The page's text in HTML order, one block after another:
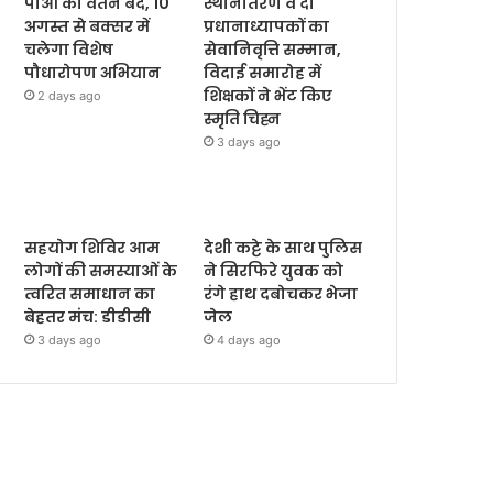
अगस्त से बक्सर में
चलेगा विशेष
पौधारोपण अभियान
2 days ago
प्रधानाध्यापकों का
सेवानिवृत्ति सम्मान,
विदाई समारोह में
शिक्षकों ने भेंट किए
स्मृति चिह्न
3 days ago
सहयोग शिविर आम
लोगों की समस्याओं के
त्वरित समाधान का
बेहतर मंच: डीडीसी
3 days ago
देशी कट्टे के साथ पुलिस
ने सिरफिरे युवक को
रंगे हाथ दबोचकर भेजा
जेल
4 days ago